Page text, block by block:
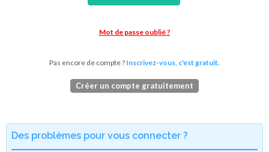
Mot de passe oublié ?
Pas encore de compte ? Inscrivez-vous, c'est gratuit.
Créer un compte gratuitement
Des problèmes pour vous connecter ?